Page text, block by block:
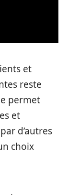
et
reste
permet
et
d’autres
choix